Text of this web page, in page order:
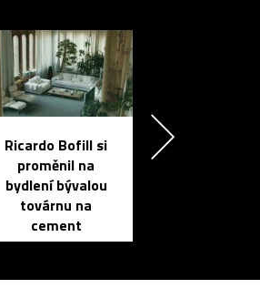
Ricardo Bofill si
proměnil na
bydlení bývalou
továrnu na
cement